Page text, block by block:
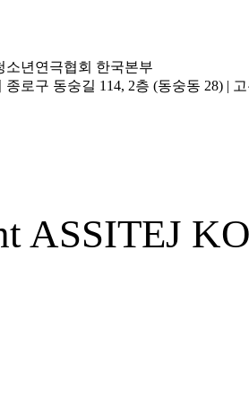
소년연극협회 한국본부
종로구 동숭길 114, 2층 (동숭동 28) |
ASSITEJ